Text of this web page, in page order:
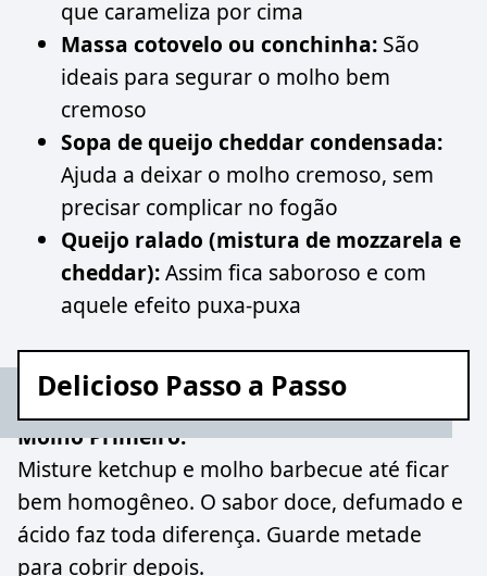
que carameliza por cima
Massa cotovelo ou conchinha: São
ideais para segurar o molho bem
cremoso
Sopa de queijo cheddar condensada:
Ajuda a deixar o molho cremoso, sem
precisar complicar no fogão
Queijo ralado (mistura de mozzarela e
cheddar):Assim fica saboroso e com
aquele efeito puxa-puxa
Delicioso Passo a Passo
Molho Primeiro:
Misture ketchup e molho barbecue até ficar
bem homogêneo. O sabor doce, defumado e
ácido faz toda diferença. Guarde metade
para cobrir depois.